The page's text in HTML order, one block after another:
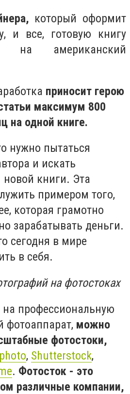
который оформит
и все, готовую книгу
на американский
приносит герою
максимум 800
на одной книге.
нужно пытаться
и искать
новой книги. Эта
примером того,
которая грамотно
зарабатывать деньги.
сегодня в мире
в себя.
на фотостоках
профессиональную
фотоаппарат, можно
фотостоки,
, Shutterstock,
. Фотосток - это
различные компании,